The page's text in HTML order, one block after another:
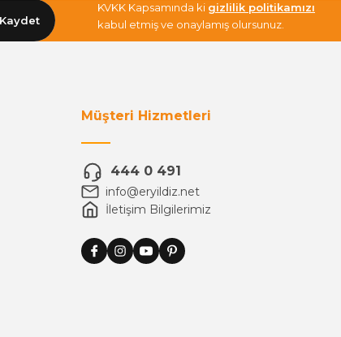
Kaydet
KVKK Kapsamında ki gizlilik politikamızı
kabul etmiş ve onaylamış olursunuz.
Müşteri Hizmetleri
444 0 491
info@eryildiz.net
İletişim Bilgilerimiz